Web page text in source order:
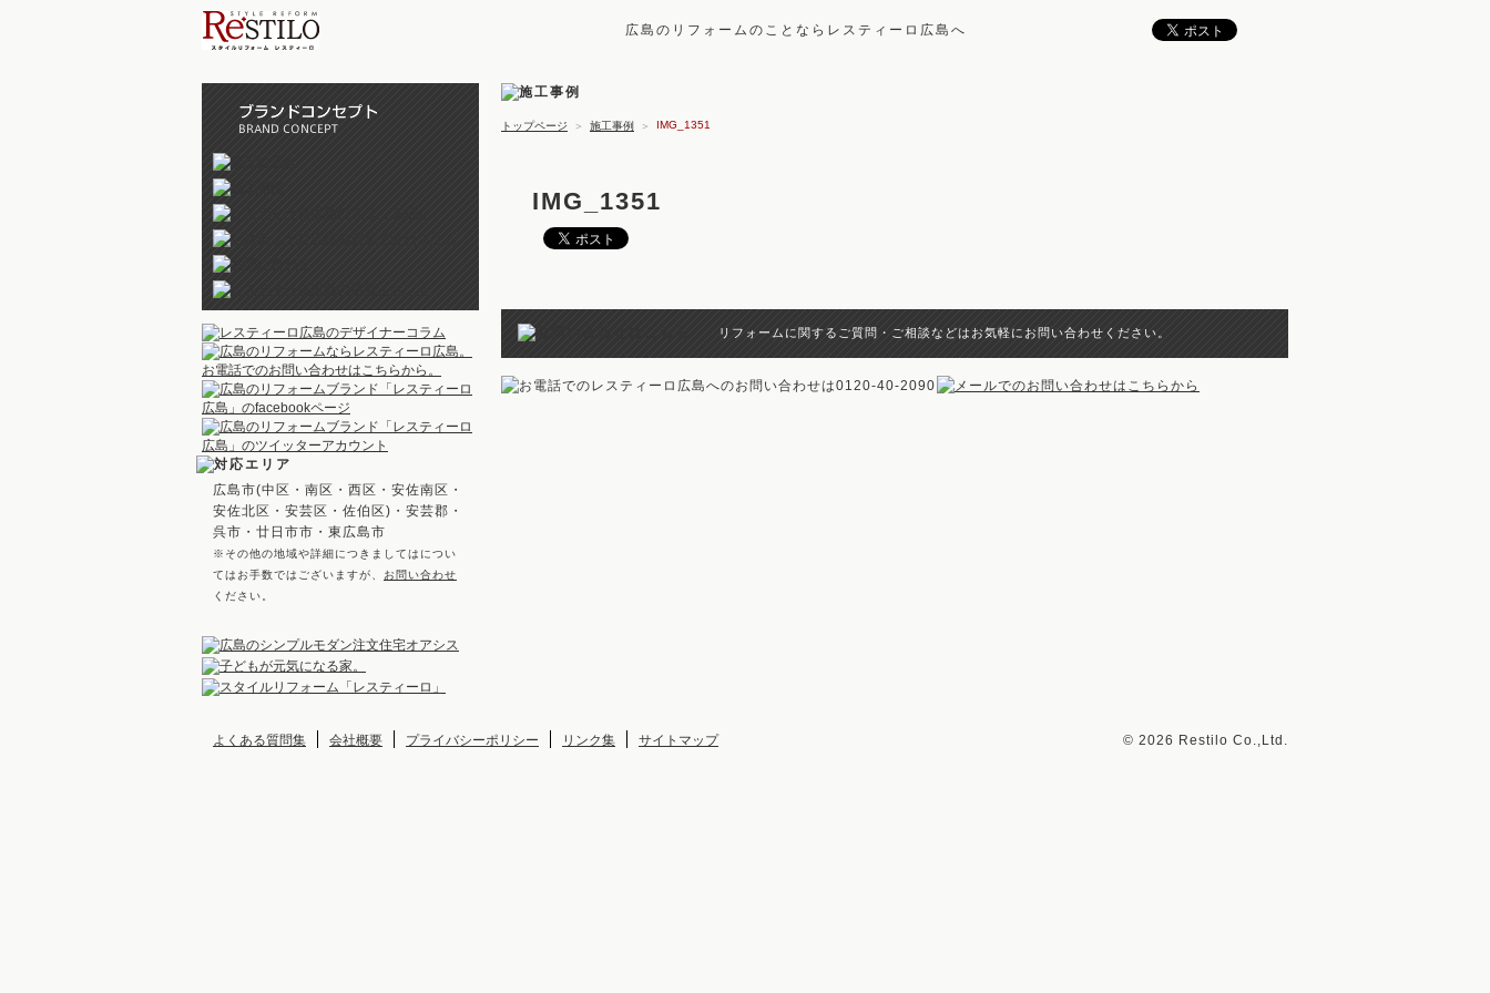
広島のリフォームのことならレスティーロ広島へ
トップページ ＞ 施工事例 ＞ IMG_1351
IMG_1351
リフォームに関するご質問・ご相談などはお気軽にお問い合わせください。
広島市(中区・南区・西区・安佐南区・
安佐北区・安芸区・佐伯区)・安芸郡・
呉市・廿日市市・東広島市
※その他の地域や詳細につきましてはについ
てはお手数ではございますが、 お問い合わせ
ください。
よくある質問集 会社概要 プライバシーポリシー リンク集 サイトマップ © 2026 Restilo Co.,Ltd.